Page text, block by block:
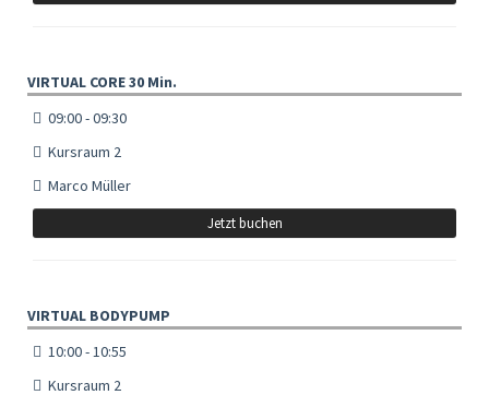
VIRTUAL CORE 30 Min.
09:00 - 09:30
Kursraum 2
Marco Müller
Jetzt buchen
VIRTUAL BODYPUMP
10:00 - 10:55
Kursraum 2